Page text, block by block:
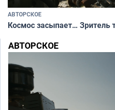
АВТОРСКОЕ
Космос засыпает… Зритель
АВТОРСКОЕ